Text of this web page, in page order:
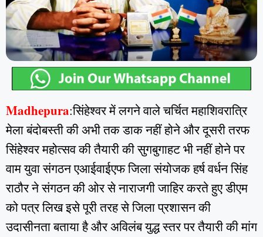
Madhepura:सिंहेश्वर में लगने वाले चर्चित महाशिवरात्रि
मेला बंदोबस्ती की अभी तक डाक नहीं होने और दूसरी तरफ
सिंहेश्वर महोत्सव की तैयारी की सुगबुगाहट भी नहीं होने पर
वाम युवा संगठन एआईवाईएफ जिला संयोजक हर्ष वर्धन सिंह
राठौर ने संगठन की ओर से नाराजगी जाहिर करते हुए डीएम
को पत्र लिख इसे पूरी तरह से जिला प्रशासन की
उदासीनता बताया है और अविलंब युद्ध स्तर पर तैयारी की मांग